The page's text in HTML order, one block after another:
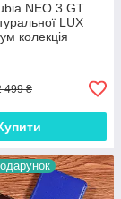
NEO 3 GT
LUX
колекція
499 ₴